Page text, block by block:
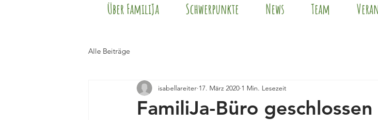
Über FamiliJa Schwerpunkte News Team
Alle Beiträge
FamiliJa-Büro
isabellareiter 17. März 2020 1 Min. Lesezeit